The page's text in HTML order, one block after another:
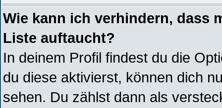
Wie kann ich verhindern, dass
Liste auftaucht?
In deinem Profil findest du die
du diese aktivierst, können dich
sehen. Du zählst dann als